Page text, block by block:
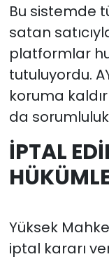
Bu sistemde
satan
platformlar
tutuluyordu.
koruma
da
İPTAL
Yüksek
iptal kararı